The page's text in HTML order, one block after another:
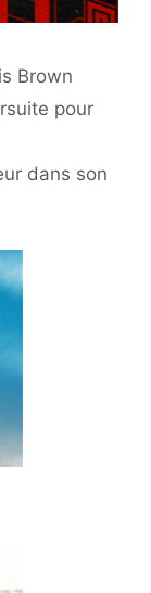
Brown
pour
dans son